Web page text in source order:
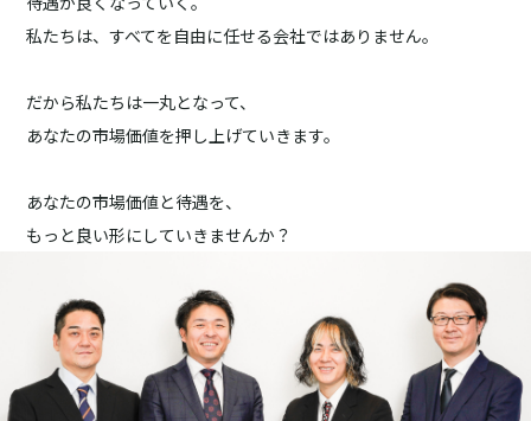
私たちは、すべてを自由に任せる会社ではありません。
だから私たちは一丸となって、
あなたの市場価値を押し上げていきます。
あなたの市場価値と待遇を、
もっと良い形にしていきませんか？